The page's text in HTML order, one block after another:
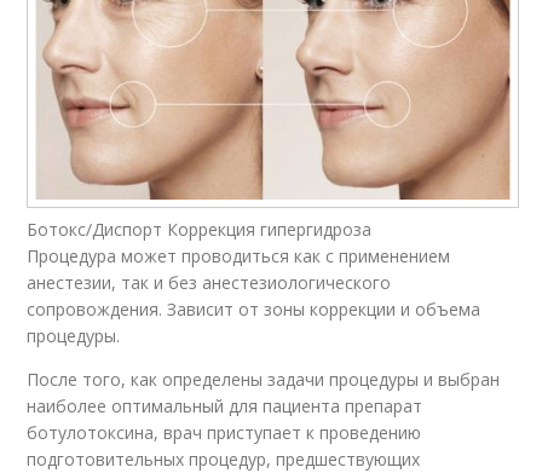
Ботокс/Диспорт Коррекция гипергидроза
Процедура может проводиться как с применением
анестезии, так и без анестезиологического
сопровождения. Зависит от зоны коррекции и объема
процедуры.
После того, как определены задачи процедуры и выбран
наиболее оптимальный для пациента препарат
ботулотоксина, врач приступает к проведению
подготовительных процедур, предшествующих